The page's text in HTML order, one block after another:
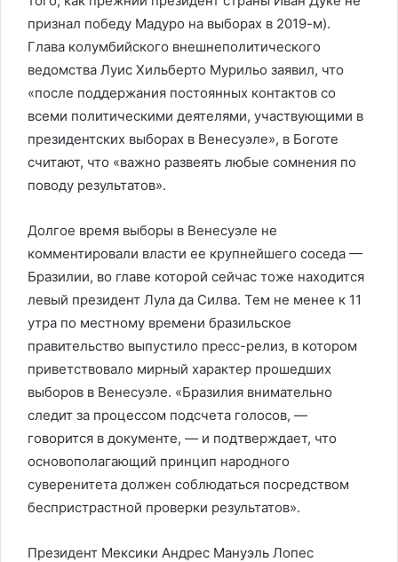
признал победу Мадуро на выборах в 2019-м).
Глава колумбийского внешнеполитического
ведомства Луис Хильберто Мурильо заявил, что
«после поддержания постоянных контактов со
всеми политическими деятелями, участвующими в
президентских выборах в Венесуэле», в Боготе
считают, что «важно развеять любые сомнения по
поводу результатов».
Долгое время выборы в Венесуэле не
комментировали власти ее крупнейшего соседа —
Бразилии, во главе которой сейчас тоже находится
левый президент Лула да Силва. Тем не менее к 11
утра по местному времени бразильское
правительство выпустило пресс-релиз, в котором
приветствовало мирный характер прошедших
выборов в Венесуэле. «Бразилия внимательно
следит за процессом подсчета голосов, —
говорится в документе, — и подтверждает, что
основополагающий принцип народного
суверенитета должен соблюдаться посредством
беспристрастной проверки результатов».
Президент Мексики Андрес Мануэль Лопес